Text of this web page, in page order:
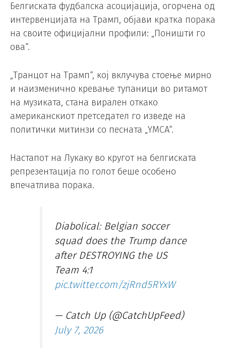
Белгиската фудбалска асоцијација, огорчена од
интервенцијата на Трамп, објави кратка порака
на своите официјални профили: „Поништи го
ова“.
„Транцот на Трамп“, кој вклучува стоење мирно
и наизменично кревање тупаници во ритамот
на музиката, стана вирален откако
американскиот претседател го изведе на
политички митинзи со песната „YMCA“.
Настапот на Лукаку во кругот на белгиската
репрезентација по голот беше особено
впечатлива порака.
Diabolical: Belgian soccer
squad does the Trump dance
after DESTROYING the US
Team 4:1
pic.twitter.com/zjRnd5RYxW
— Catch Up (@CatchUpFeed)
July 7, 2026